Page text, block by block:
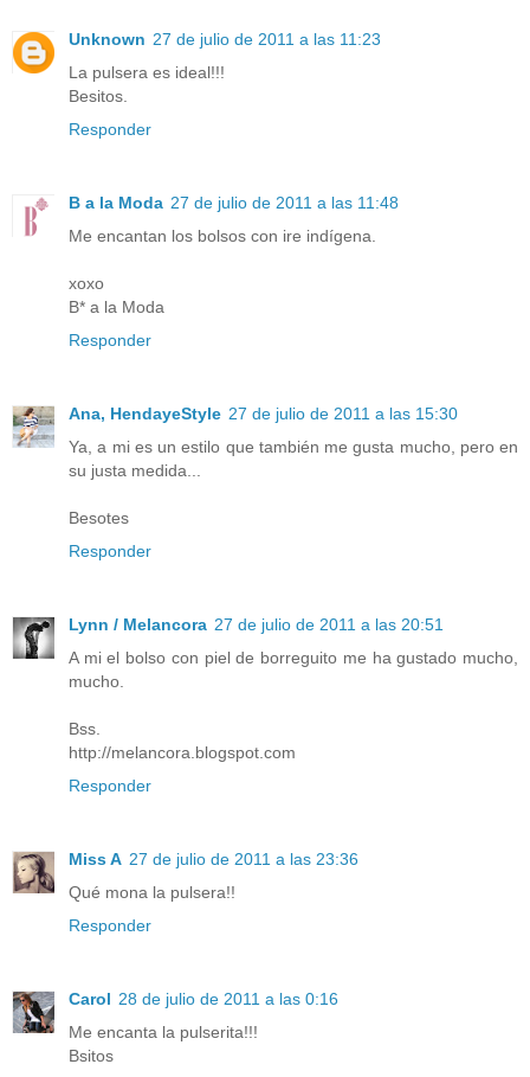
Unknown 27 de julio de 2011 a las 11:23
La pulsera es ideal!!!
Besitos.
Responder
B a la Moda 27 de julio de 2011 a las 11:48
Me encantan los bolsos con ire indígena.
xoxo
B* a la Moda
Responder
Ana, HendayeStyle 27 de julio de 2011 a las 15:30
Ya, a mi es un estilo que también me gusta mucho, pero en
su justa medida...
Besotes
Responder
Lynn / Melancora 27 de julio de 2011 a las 20:51
A mi el bolso con piel de borreguito me ha gustado mucho,
mucho.
Bss.
http://melancora.blogspot.com
Responder
Miss A 27 de julio de 2011 a las 23:36
Qué mona la pulsera!!
Responder
Carol 28 de julio de 2011 a las 0:16
Me encanta la pulserita!!!
Bsitos